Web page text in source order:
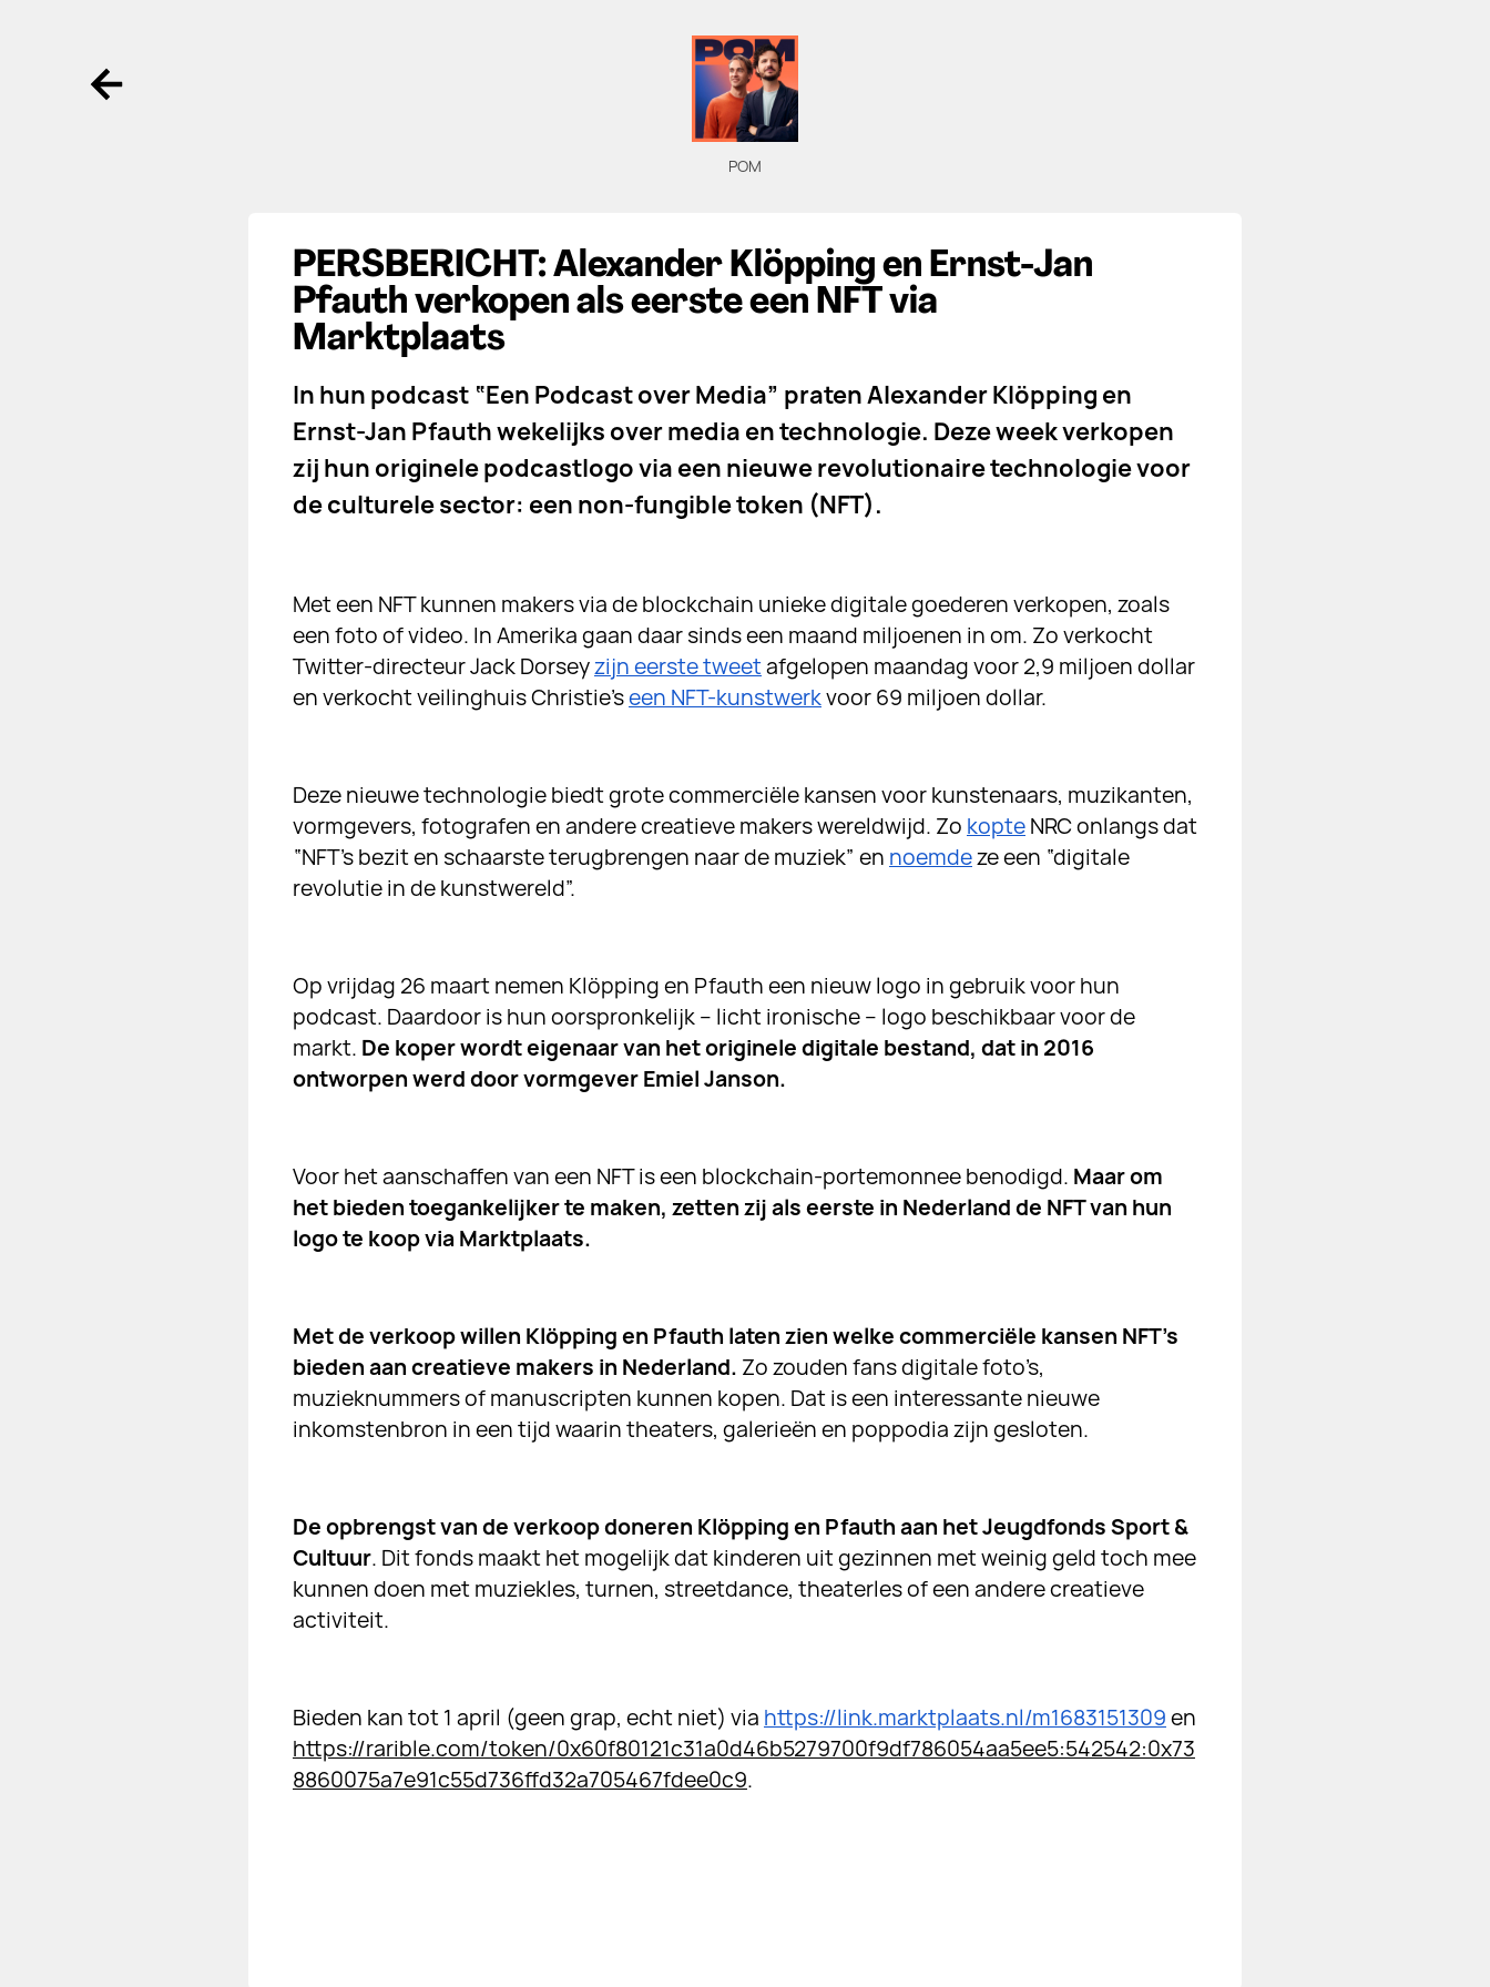
Ga terug
POM
PERSBERICHT: Alexander Klöpping en Ernst-Jan
Pfauth verkopen als eerste een NFT via
Marktplaats
In hun podcast “Een Podcast over Media” praten Alexander Klöpping en
Ernst-Jan Pfauth wekelijks over media en technologie. Deze week verkopen
zij hun originele podcastlogo via een nieuwe revolutionaire technologie voor
de culturele sector: een non-fungible token (NFT).
Met een NFT kunnen makers via de blockchain unieke digitale goederen verkopen, zoals
een foto of video. In Amerika gaan daar sinds een maand miljoenen in om. Zo verkocht
Twitter-directeur Jack Dorseyzijn eerste tweetafgelopen maandag voor 2,9 miljoen dollar
en verkocht veilinghuis Christie’seen NFT-kunstwerkvoor 69 miljoen dollar.
Deze nieuwe technologie biedt grote commerciële kansen voor kunstenaars, muzikanten,
vormgevers, fotografen en andere creatieve makers wereldwijd. Zo kopteNRC onlangs dat
“NFT’s bezit en schaarste terugbrengen naar de muziek” en noemdeze een “digitale
revolutie in de kunstwereld”.
Op vrijdag 26 maart nemen Klöpping en Pfauth een nieuw logo in gebruik voor hun
podcast. Daardoor is hun oorspronkelijk – licht ironische – logo beschikbaar voor de
markt. De koper wordt eigenaar van het originele digitale bestand, dat in 2016
ontworpen werd door vormgever Emiel Janson.
Voor het aanschaffen van een NFT is een blockchain-portemonnee benodigd. Maar om
het bieden toegankelijker te maken, zetten zij als eerste in Nederland de NFT van hun
logo te koop via Marktplaats.
Met de verkoop willen Klöpping en Pfauth laten zien welke commerciële kansen NFT’s
bieden aan creatieve makers in Nederland. Zo zouden fans digitale foto’s,
muzieknummers of manuscripten kunnen kopen. Dat is een interessante nieuwe
inkomstenbron in een tijd waarin theaters, galerieën en poppodia zijn gesloten.
De opbrengst van de verkoop doneren Klöpping en Pfauth aan het Jeugdfonds Sport &
Cultuur. Dit fonds maakt het mogelijk dat kinderen uit gezinnen met weinig geld toch mee
kunnen doen met muziekles, turnen, streetdance, theaterles of een andere creatieve
activiteit.
Bieden kan tot 1 april (geen grap, echt niet) via https://link.marktplaats.nl/m1683151309en
https://rarible.com/token/0x60f80121c31a0d46b5279700f9df786054aa5ee5:542542:0x73
8860075a7e91c55d736ffd32a705467fdee0c9.